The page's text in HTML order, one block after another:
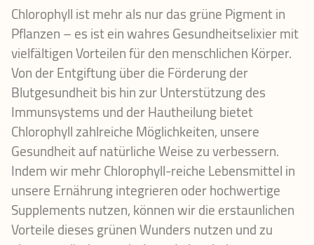
Chlorophyll ist mehr als nur das grüne Pigment in
Pflanzen – es ist ein wahres Gesundheitselixier mit
vielfältigen Vorteilen für den menschlichen Körper.
Von der Entgiftung über die Förderung der
Blutgesundheit bis hin zur Unterstützung des
Immunsystems und der Hautheilung bietet
Chlorophyll zahlreiche Möglichkeiten, unsere
Gesundheit auf natürliche Weise zu verbessern.
Indem wir mehr Chlorophyll-reiche Lebensmittel in
unsere Ernährung integrieren oder hochwertige
Supplements nutzen, können wir die erstaunlichen
Vorteile dieses grünen Wunders nutzen und zu